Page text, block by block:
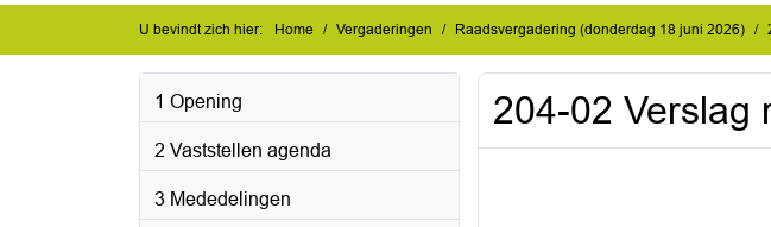
U bevindt zich hier: Home Vergaderingen Raadsvergadering (donderdag 18 juni 2026)
1 Opening
2 Vaststellen agenda
3 Mededelingen
204-02 Verslag